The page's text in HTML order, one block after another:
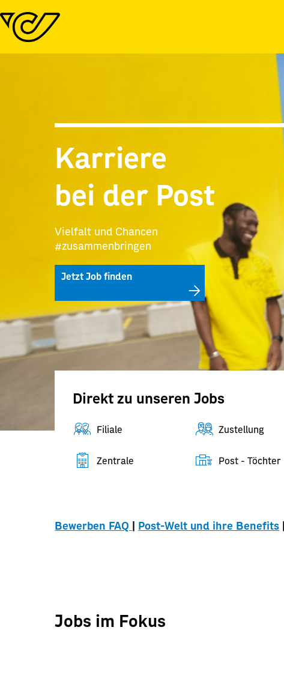
Karriere
bei der Post
Vielfalt und Chancen
#zusammenbringen
Jetzt Job finden
Direkt zu unseren Jobs
Filiale Zustellung
Zentrale Post - Töchter
Bewerben FAQ Post-Welt und ihre Benefits
Jobs im Fokus